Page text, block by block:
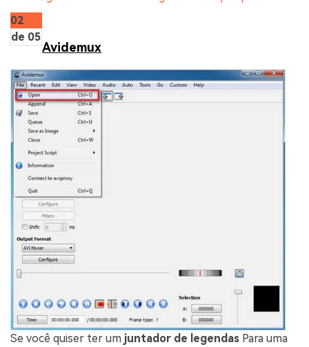
02
de 05
Avidemux
Se você quiser ter um juntador de legendas Para uma